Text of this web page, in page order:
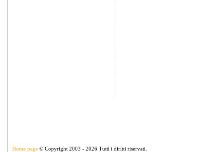
Home page © Copyright 2003 - 2026 Tutti i diritti riservati.